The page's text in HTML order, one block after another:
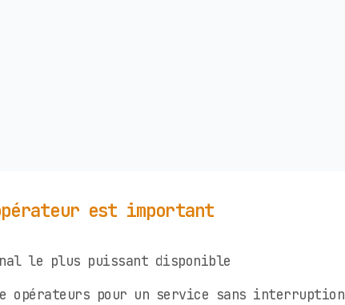
est important
le plus puissant disponible
opérateurs pour un service sans interruption